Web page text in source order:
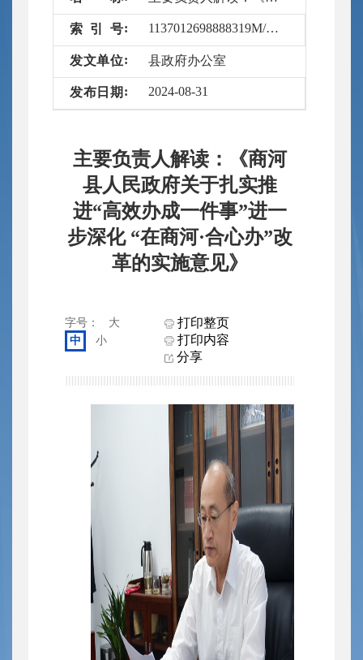
索 引 号 1137012698888319M/2024-6694114
发文单位 县政府办公室
发布 日 期 2024-08-31
主要负责人解读：《商河
县人民政府关于扎实推
进“高效办成一件事”进一
步深化 “在商河·合心办”改
革的实施意见》
字号：
大
中
小
打印整页
打印内容
分享